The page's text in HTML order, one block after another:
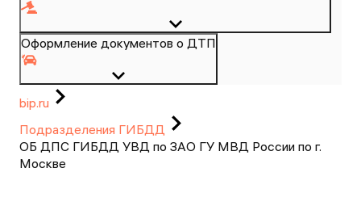
Оформление документов о ДТП
bip.ru
Подразделения ГИБДД
ОБ ДПС ГИБДД УВД по ЗАО ГУ МВД России по г.
Москве